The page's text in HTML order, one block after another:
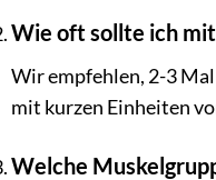
Wie oft sollte ich
Wir empfehlen, 2-3
mit kurzen Einheiten
Welche